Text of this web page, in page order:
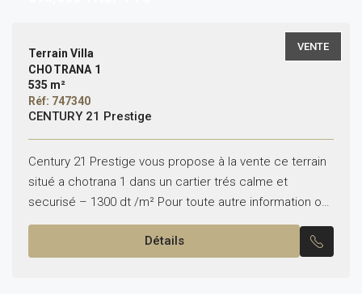
VENTE
Terrain Villa
CHOTRANA 1
535 m²
Réf: 747340
CENTURY 21 Prestige
Century 21 Prestige vous propose à la vente ce terrain
situé a chotrana 1 dans un cartier trés calme et
securisé – 1300 dt /m² Pour toute autre information ou
pour organiser...
Détails